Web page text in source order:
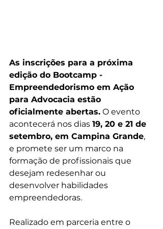
As inscrições para a próxima
edição do Bootcamp -
Empreendedorismo em Ação
para Advocacia estão
oficialmente abertas. O evento
acontecerá nos dias 19, 20 e 21 de
setembro, em Campina Grande,
e promete ser um marco na
formação de profissionais que
desejam redesenhar ou
desenvolver habilidades
empreendedoras.
Realizado em parceria entre o